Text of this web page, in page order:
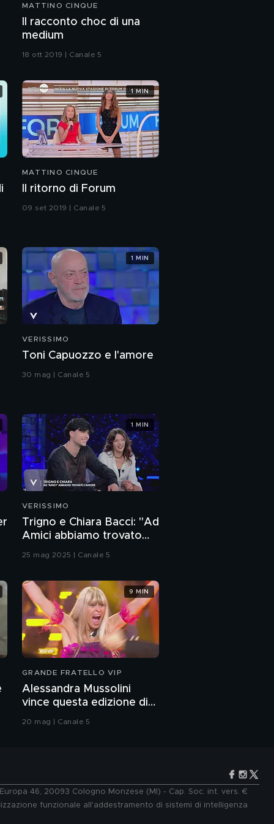
MATTINO CINQUE
Il racconto choc di una
medium
18 ott 2019 | Canale 5
MATTINO CINQUE
Il ritorno di Forum
09 set 2019 | Canale 5
1 MIN
VERISSIMO
Toni Capuozzo e l'amore
30 mag | Canale 5
1 MIN
VERISSIMO
Trigno e Chiara Bacci: "Ad
Amici abbiamo trovato
25 mag 2025 | Canale 5
1 MIN
GRANDE FRATELLO VIP
Alessandra Mussolini
vince questa edizione di
Grande Fratello VIP
20 mag | Canale 5
9 MIN
46, 20093 Cologno Monzese (MI) - Cap. Soc. int. vers. €
funzionale all'addestramento di sistemi di intelligenza